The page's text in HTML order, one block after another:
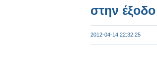
στην
2012-04-14 22:32:25